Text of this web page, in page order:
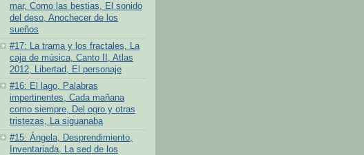
mar, Como las bestias, El sonido
del deso, Anochecer de los
sueños
#17: La trama y los fractales, La
caja de música, Canto II, Atlas
2012, Libertad, El personaje
#16: El lago, Palabras
impertinentes, Cada mañana
como siempre, Del ogro y otras
tristezas, La siguanaba
#15: Ángela, Desprendimiento,
Inventariada, La sed de los